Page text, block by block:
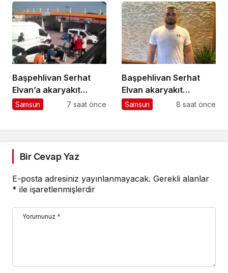
Başpehlivan Serhat
Elvan’a akaryakıt
istasyonunda saldırı
Samsun 7 saat önce
Başpehlivan Serhat
Elvan akaryakıt
istasyonunda saldırıya
Samsun 8 saat önce
Bir Cevap Yaz
E-posta adresiniz yayınlanmayacak. Gerekli alanlar
* ile işaretlenmişlerdir
Yorumunuz *